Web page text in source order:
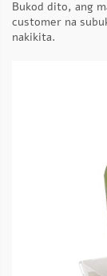
Bukod dito, ang
customer na
nakikita.